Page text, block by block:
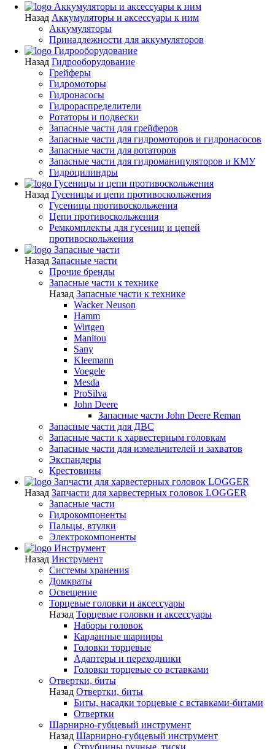
Аккумуляторы и аксессуары к ним
Назад Аккумуляторы и аксессуары к ним
Аккумуляторы
Принадлежности для аккумуляторов
Гидрооборудование
Назад Гидрооборудование
Грейферы
Гидромоторы
Гидронасосы
Гидрораспределители
Ротаторы и подвески
Запасные части для грейферов
Запасные части для гидромоторов и гидронасосов
Запасные части для ротаторов
Запасные части для гидроманипуляторов и КМУ
Гидроцилиндры
Гусеницы и цепи противоскольжения
Назад Гусеницы и цепи противоскольжения
Гусеницы противоскольжения
Цепи противоскольжения
Ремкомплекты для гусениц и цепей
противоскольжения
Запасные части
Назад Запасные части
Прочие бренды
Запасные части к технике
Назад Запасные части к технике
Wacker Neuson
Hamm
Wirtgen
Manitou
Sany
Kleemann
Voegele
Mesda
ProSilva
John Deere
Запасные части John Deere Reman
Запасные части для ДВС
Запасные части к харвестерным головкам
Запасные части для измельчителей и захватов
Экспандеры
Крестовины
Запчасти для харвестерных головок LOGGER
Назад Запчасти для харвестерных головок LOGGER
Запасные части
Гидрокомпоненты
Пальцы, втулки
Электрокомпоненты
Инструмент
Назад Инструмент
Системы хранения
Домкраты
Освещение
Торцевые головки и аксессуары
Назад Торцевые головки и аксессуары
Наборы головок
Карданные шарниры
Головки торцевые
Адаптеры и переходники
Головки торцевые со вставками
Отвертки, биты
Назад Отвертки, биты
Биты, насадки торцевые с вставками-битами
Отвертки
Шарнирно-губцевый инструмент
Назад Шарнирно-губцевый инструмент
Струбцины ручные, тиски